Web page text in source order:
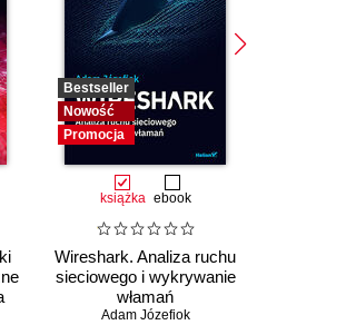
Bestseller
Nowość
Promocja
książka ebook
Wireshark. Analiza ruchu
sieciowego i wykrywanie
włamań
Adam Józefiok